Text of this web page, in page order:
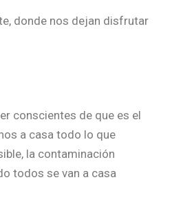
donde nos dejan disfrutar
conscientes de que es el
a casa todo lo que
la contaminación
todos se van a casa